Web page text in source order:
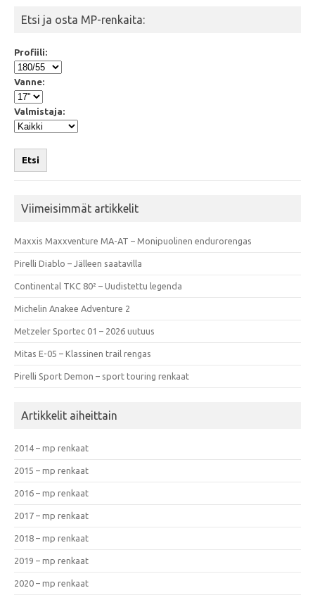
Etsi ja osta MP-renkaita:
Profiili:
Vanne:
Valmistaja:
Etsi
Viimeisimmät artikkelit
Maxxis Maxxventure MA-AT – Monipuolinen endurorengas
Pirelli Diablo – Jälleen saatavilla
Continental TKC 80² – Uudistettu legenda
Michelin Anakee Adventure 2
Metzeler Sportec 01 – 2026 uutuus
Mitas E-05 – Klassinen trail rengas
Pirelli Sport Demon – sport touring renkaat
Artikkelit aiheittain
2014 – mp renkaat
2015 – mp renkaat
2016 – mp renkaat
2017 – mp renkaat
2018 – mp renkaat
2019 – mp renkaat
2020 – mp renkaat